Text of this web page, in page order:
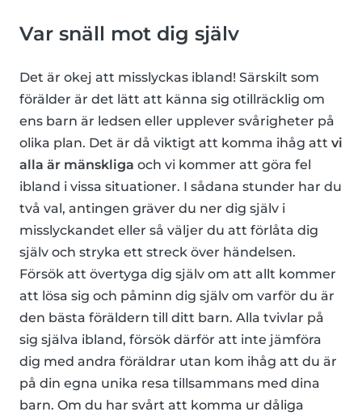
Var snäll mot dig själv
Det är okej att misslyckas ibland! Särskilt som
förälder är det lätt att känna sig otillräcklig om
ens barn är ledsen eller upplever svårigheter på
olika plan. Det är då viktigt att komma ihåg att vi
alla är mänskliga och vi kommer att göra fel
ibland i vissa situationer. I sådana stunder har du
två val, antingen gräver du ner dig själv i
misslyckandet eller så väljer du att förlåta dig
själv och stryka ett streck över händelsen.
Försök att övertyga dig själv om att allt kommer
att lösa sig och påminn dig själv om varför du är
den bästa föräldern till ditt barn. Alla tvivlar på
sig själva ibland, försök därför att inte jämföra
dig med andra föräldrar utan kom ihåg att du är
på din egna unika resa tillsammans med dina
barn. Om du har svårt att komma ur dåliga